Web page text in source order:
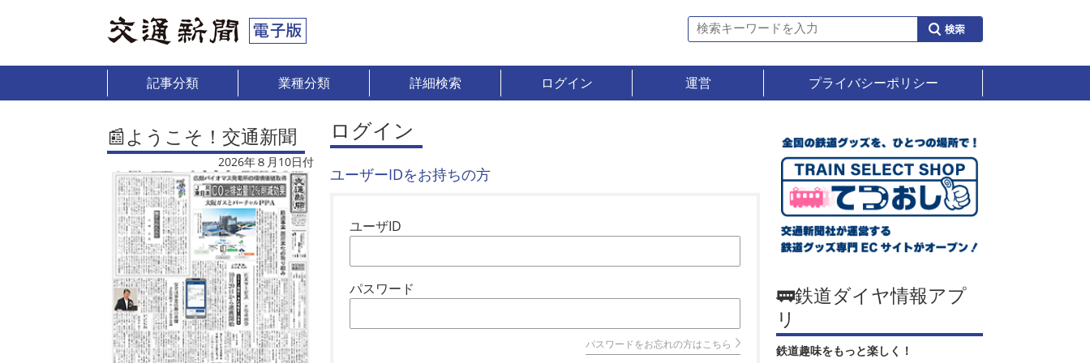
記事分類 業種分類 詳細検索 ログイン 運営 プライバシーポリシー
📰ようこそ！交通新聞
2026年８月10日付
ログイン
ユーザーIDをお持ちの方
ユーザID
パスワード
パスワードをお忘れの方はこちら
🚃鉄道ダイヤ情報アプ
リ
鉄道趣味をもっと楽しく！